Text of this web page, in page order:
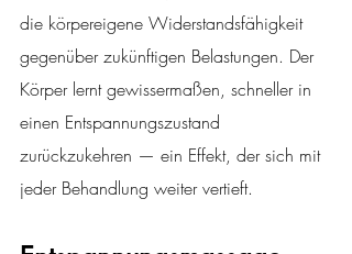
die körpereigene Widerstandsfähigkeit
gegenüber zukünftigen Belastungen. Der
Körper lernt gewissermaßen, schneller in
einen Entspannungszustand
zurückzukehren — ein Effekt, der sich mit
jeder Behandlung weiter vertieft.